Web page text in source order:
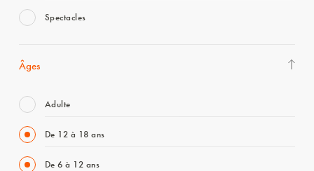
Spectacles
Âges
Adulte
De 12 à 18 ans
De 6 à 12 ans